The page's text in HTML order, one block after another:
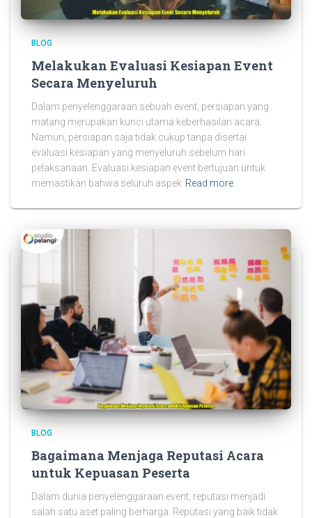
BLOG
Melakukan Evaluasi Kesiapan Event
Secara Menyeluruh
Dalam penyelenggaraan sebuah event, persiapan yang
matang merupakan kunci utama keberhasilan acara.
Namun, persiapan saja tidak cukup tanpa disertai
evaluasi kesiapan yang menyeluruh sebelum hari
pelaksanaan. Evaluasi kesiapan event bertujuan untuk
memastikan bahwa seluruh aspek Read more
BLOG
Bagaimana Menjaga Reputasi Acara
untuk Kepuasan Peserta
Dalam dunia penyelenggaraan event, reputasi menjadi
salah satu aset paling berharga. Reputasi yang baik tidak